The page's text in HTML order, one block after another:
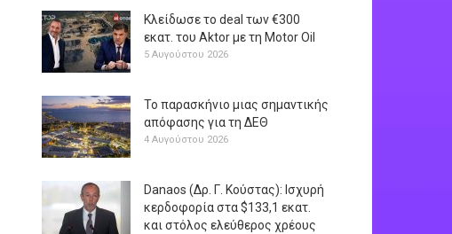
Κλείδωσε το deal των €300
εκατ. του Aktor με τη Μotor Oil
5 Αυγούστου 2026
Το παρασκήνιο μιας σημαντικής
απόφασης για τη ΔΕΘ
4 Αυγούστου 2026
Danaos (Δρ. Γ. Κούστας): Ισχυρή
κερδοφορία στα $133,1 εκατ.
και στόλος ελεύθερος χρέους